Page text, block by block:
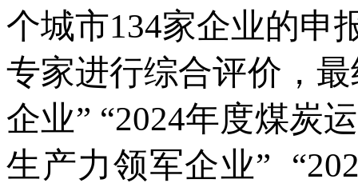
个城市134家企业的申
专家进行综合评价，
企业” “2024年度煤炭
生产力领军企业”